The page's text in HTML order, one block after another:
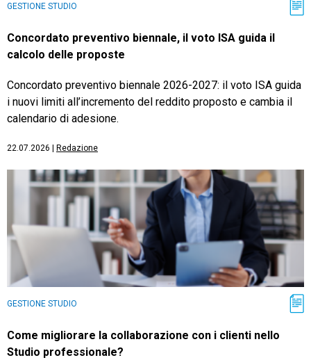
GESTIONE STUDIO
Concordato preventivo biennale, il voto ISA guida il
calcolo delle proposte
Concordato preventivo biennale 2026-2027: il voto ISA guida
i nuovi limiti all’incremento del reddito proposto e cambia il
calendario di adesione.
22.07.2026 Redazione
GESTIONE STUDIO
Come migliorare la collaborazione con i clienti nello
Studio professionale?